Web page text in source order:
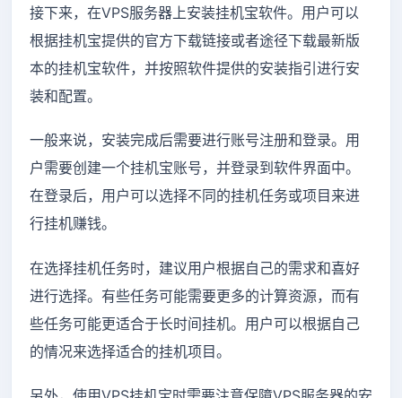
接下来，在VPS服务器上安装挂机宝软件。用户可以
根据挂机宝提供的官方下载链接或者途径下载最新版
本的挂机宝软件，并按照软件提供的安装指引进行安
装和配置。
一般来说，安装完成后需要进行账号注册和登录。用
户需要创建一个挂机宝账号，并登录到软件界面中。
在登录后，用户可以选择不同的挂机任务或项目来进
行挂机赚钱。
在选择挂机任务时，建议用户根据自己的需求和喜好
进行选择。有些任务可能需要更多的计算资源，而有
些任务可能更适合于长时间挂机。用户可以根据自己
的情况来选择适合的挂机项目。